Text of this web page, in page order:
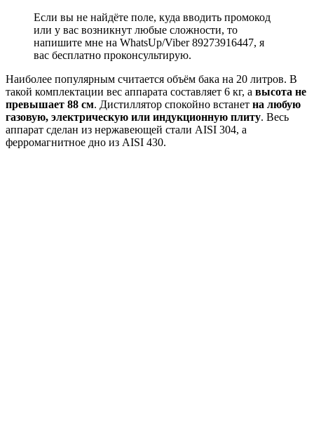
Если вы не найдёте поле, куда вводить промокод
или у вас возникнут любые сложности, то
напишите мне на WhatsUp/Viber 89273916447, я
вас бесплатно проконсультирую.
Наиболее популярным считается объём бака на 20 литров. В
такой комплектации вес аппарата составляет 6 кг, а высота не
превышает 88 см. Дистиллятор спокойно встанет на любую
газовую, электрическую или индукционную плиту. Весь
аппарат сделан из нержавеющей стали AISI 304, а
ферромагнитное дно из AISI 430.